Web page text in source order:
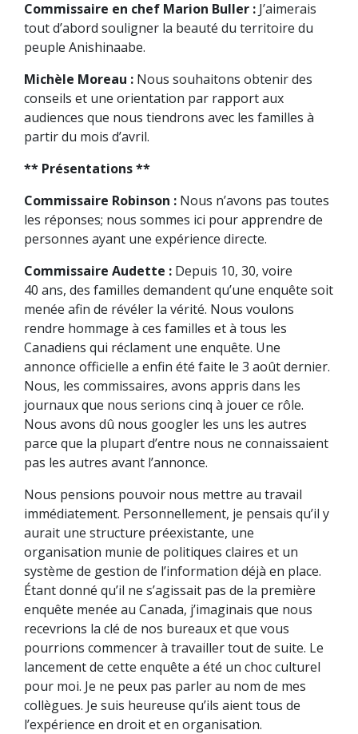
Commissaire en chef Marion Buller : J’aimerais
tout d’abord souligner la beauté du territoire du
peuple Anishinaabe.
Michèle Moreau : Nous souhaitons obtenir des
conseils et une orientation par rapport aux
audiences que nous tiendrons avec les familles à
partir du mois d’avril.
** Présentations **
Commissaire Robinson : Nous n’avons pas toutes
les réponses; nous sommes ici pour apprendre de
personnes ayant une expérience directe.
Commissaire Audette : Depuis 10, 30, voire
40 ans, des familles demandent qu’une enquête soit
menée afin de révéler la vérité. Nous voulons
rendre hommage à ces familles et à tous les
Canadiens qui réclament une enquête. Une
annonce officielle a enfin été faite le 3 août dernier.
Nous, les commissaires, avons appris dans les
journaux que nous serions cinq à jouer ce rôle.
Nous avons dû nous googler les uns les autres
parce que la plupart d’entre nous ne connaissaient
pas les autres avant l’annonce.
Nous pensions pouvoir nous mettre au travail
immédiatement. Personnellement, je pensais qu’il y
aurait une structure préexistante, une
organisation munie de politiques claires et un
système de gestion de l’information déjà en place.
Étant donné qu’il ne s’agissait pas de la première
enquête menée au Canada, j’imaginais que nous
recevrions la clé de nos bureaux et que vous
pourrions commencer à travailler tout de suite. Le
lancement de cette enquête a été un choc culturel
pour moi. Je ne peux pas parler au nom de mes
collègues. Je suis heureuse qu’ils aient tous de
l’expérience en droit et en organisation.